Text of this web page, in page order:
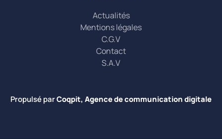
Actualités
Mentions légales
C.G.V
Contact
S.A.V
Propulsé parCoqpit, Agence de communication digitale